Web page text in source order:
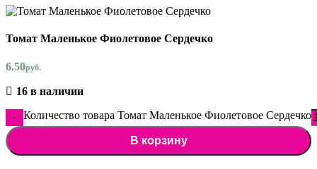
Томат Маленькое Фиолетовое Сердечко
6.50руб.
16 в наличии
Количество товара Томат Маленькое Фиолетовое Сердечко
В корзину